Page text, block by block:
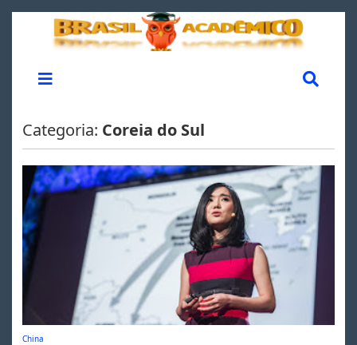
Categoria: Coreia do Sul
China